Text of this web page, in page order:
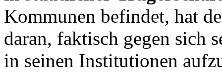
Kommunen befindet, hat
daran, faktisch gegen sich
in seinen Institutionen